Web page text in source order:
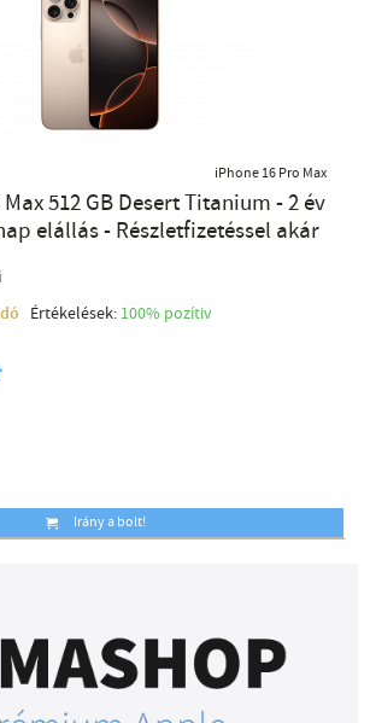
iPhone 16 Pro Max
512 GB Desert Titanium - 2 év
elállás - Részletfizetéssel akár
Értékelések: 100% pozítiv
Irány a bolt!